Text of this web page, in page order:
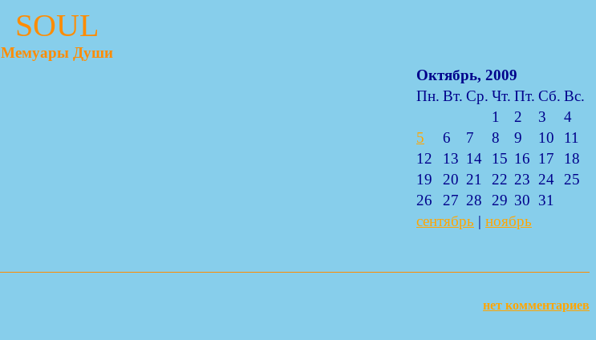
SOUL
Мемуары Души
Октябрь, 2009
Пн. Вт. Ср. Чт. Пт. Сб. Вс.
1
2 3
4
5
6 7 8 9 10
11
12
13 14 15 16 17
18
19
20 21 22 23 24
25
26
27 28 29 30 31
сентябрь | ноябрь
нет комментариев